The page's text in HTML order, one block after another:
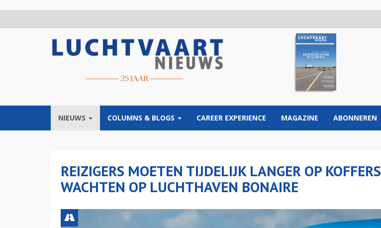
NIEUWS COLUMNS & BLOGS CAREER EXPERIENCE MAGAZINE ABONNEREN
REIZIGERS MOETEN TIJDELIJK LANGER OP KOFFERS
WACHTEN OP LUCHTHAVEN BONAIRE